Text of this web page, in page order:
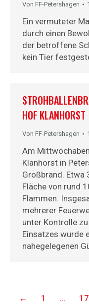
Von FF-Petershagen
Ein vermuteter
durch einen
der betroffene
kein Tier
HOF KLANHORST
Von FF-Petershagen
Am
Klanhorst in
Großbrand. Etwa
Fläche von rund
Flammen.
mehrerer
unter Kontrolle
Einsatzes wurde
nahegelegenen
← 1 … 17